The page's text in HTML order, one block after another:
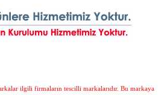
ilgili firmaların tescilli markalarıdır. Bu markaya